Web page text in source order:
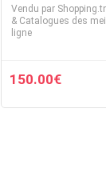
Vendu par
& Catalogues des
ligne
150.00€